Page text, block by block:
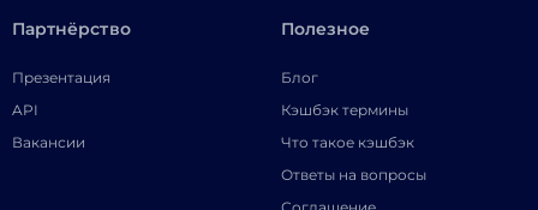
Партнёрство
Презентация
API
Вакансии
Полезное
Блог
Кэшбэк термины
Что такое кэшбэк
Ответы на вопросы